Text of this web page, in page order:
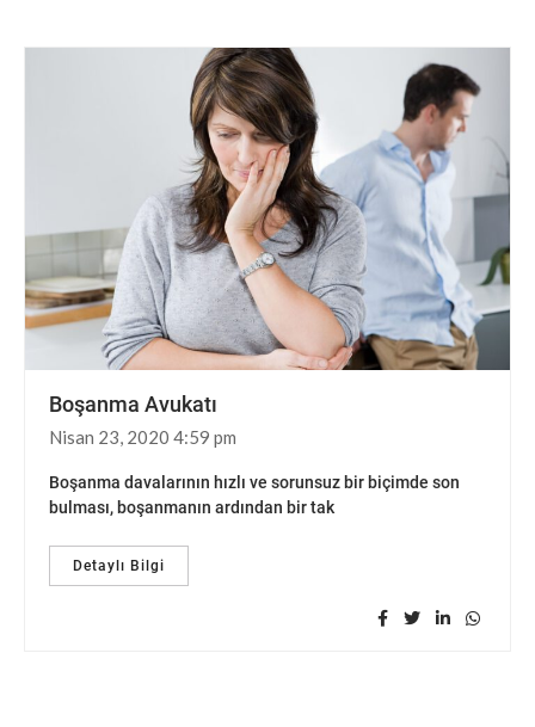
Boşanma Avukatı
Nisan 23, 2020 4:59 pm
Boşanma davalarının hızlı ve sorunsuz bir biçimde son
bulması, boşanmanın ardından bir tak
Detaylı Bilgi